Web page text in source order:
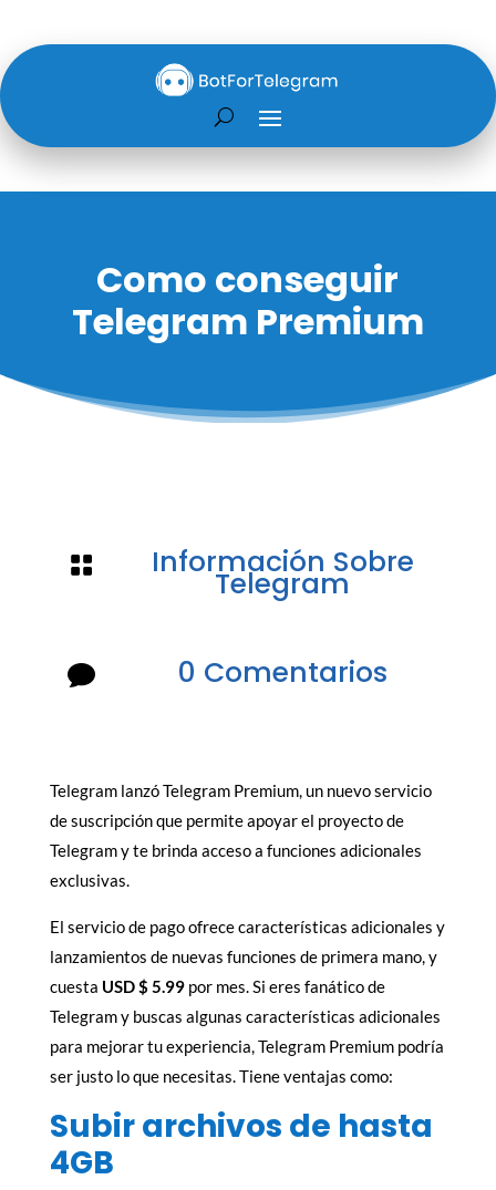
Como conseguir
Telegram Premium
 Información Sobre
Telegram
 0 Comentarios
Telegram lanzó Telegram Premium, un nuevo servicio
de suscripción que permite apoyar el proyecto de
Telegram y te brinda acceso a funciones adicionales
exclusivas.
El servicio de pago ofrece características adicionales y
lanzamientos de nuevas funciones de primera mano, y
cuesta USD $ 5.99por mes. Si eres fanático de
Telegram y buscas algunas características adicionales
para mejorar tu experiencia, Telegram Premium podría
ser justo lo que necesitas. Tiene ventajas como:
Subir archivos de hasta
4GB